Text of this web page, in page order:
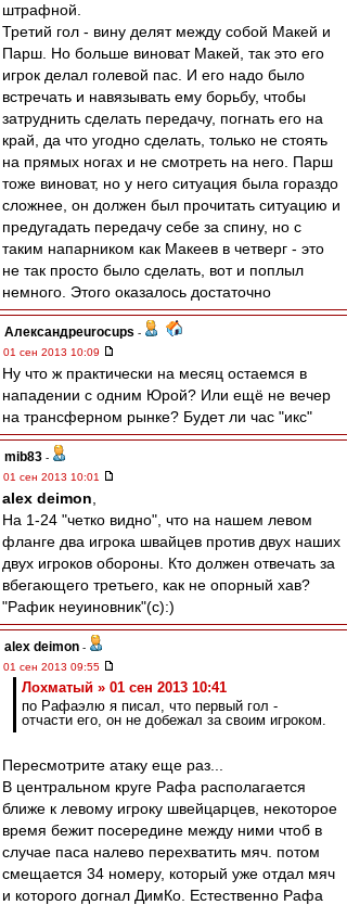
штрафной.
Третий гол - вину делят между собой Макей и
Парш. Но больше виноват Макей, так это его
игрок делал голевой пас. И его надо было
встречать и навязывать ему борьбу, чтобы
затруднить сделать передачу, погнать его на
край, да что угодно сделать, только не стоять
на прямых ногах и не смотреть на него. Парш
тоже виноват, но у него ситуация была гораздо
сложнее, он должен был прочитать ситуацию и
предугадать передачу себе за спину, но с
таким напарником как Макеев в четверг - это
не так просто было сделать, вот и поплыл
немного. Этого оказалось достаточно
Александрeurocups -
01 сен 2013 10:09
Ну что ж практически на месяц остаемся в
нападении с одним Юрой? Или ещё не вечер
на трансферном рынке? Будет ли час "икс"
mib83 -
01 сен 2013 10:01
alex deimon
На 1-24 "четко видно", что на нашем левом
фланге два игрока швайцев против двух наших
двух игроков обороны. Кто должен отвечать за
вбегающего третьего, как не опорный хав?
"Рафик неуиновник"(с):)
alex deimon -
01 сен 2013 09:55
Лохматый » 01 сен 2013 10:41
по Рафаэлю я писал, что первый гол -
отчасти его, он не добежал за своим игроком.
Пересмотрите атаку еще раз...
В центральном круге Рафа располагается
ближе к левому игроку швейцарцев, некоторое
время бежит посередине между ними чтоб в
случае паса налево перехватить мяч. потом
смещается 34 номеру, который уже отдал мяч
и которого догнал ДимКо. Естественно Рафа